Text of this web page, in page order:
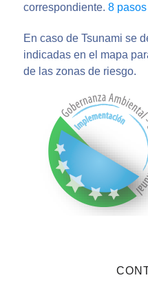
correspondiente. 8
En caso de Tsunami se
indicadas en el mapa
de las zonas de riesgo.